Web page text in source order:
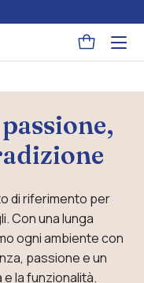
Pagina
carrello
di riferimento per
Con una lunga
ogni ambiente con
passione e un
la funzionalità.